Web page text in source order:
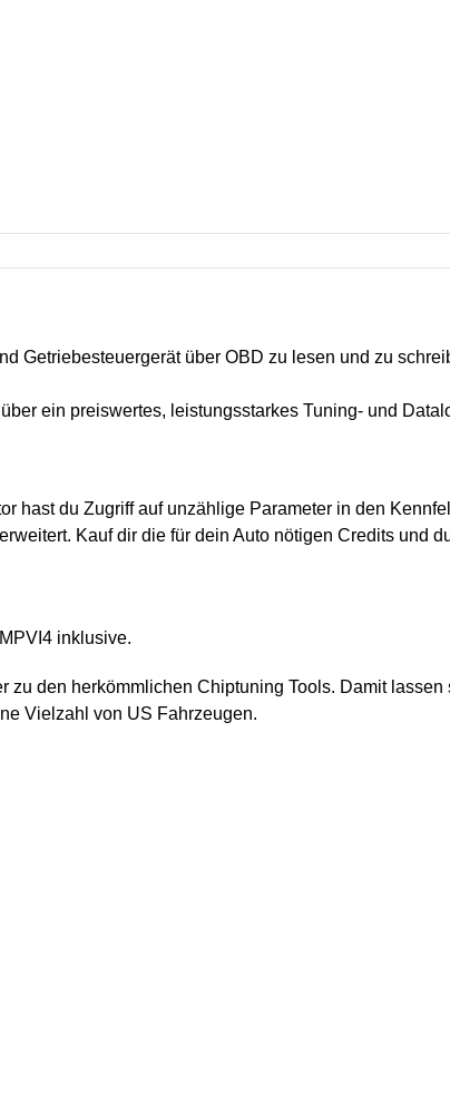
Getriebesteuergerät über OBD zu lesen und zu
ein preiswertes, leistungsstarkes Tuning- und
hast du Zugriff auf unzählige Parameter in den
Kauf dir die für dein Auto nötigen Credits und
inklusive.
den herkömmlichen Chiptuning Tools. Damit
Vielzahl von US Fahrzeugen.